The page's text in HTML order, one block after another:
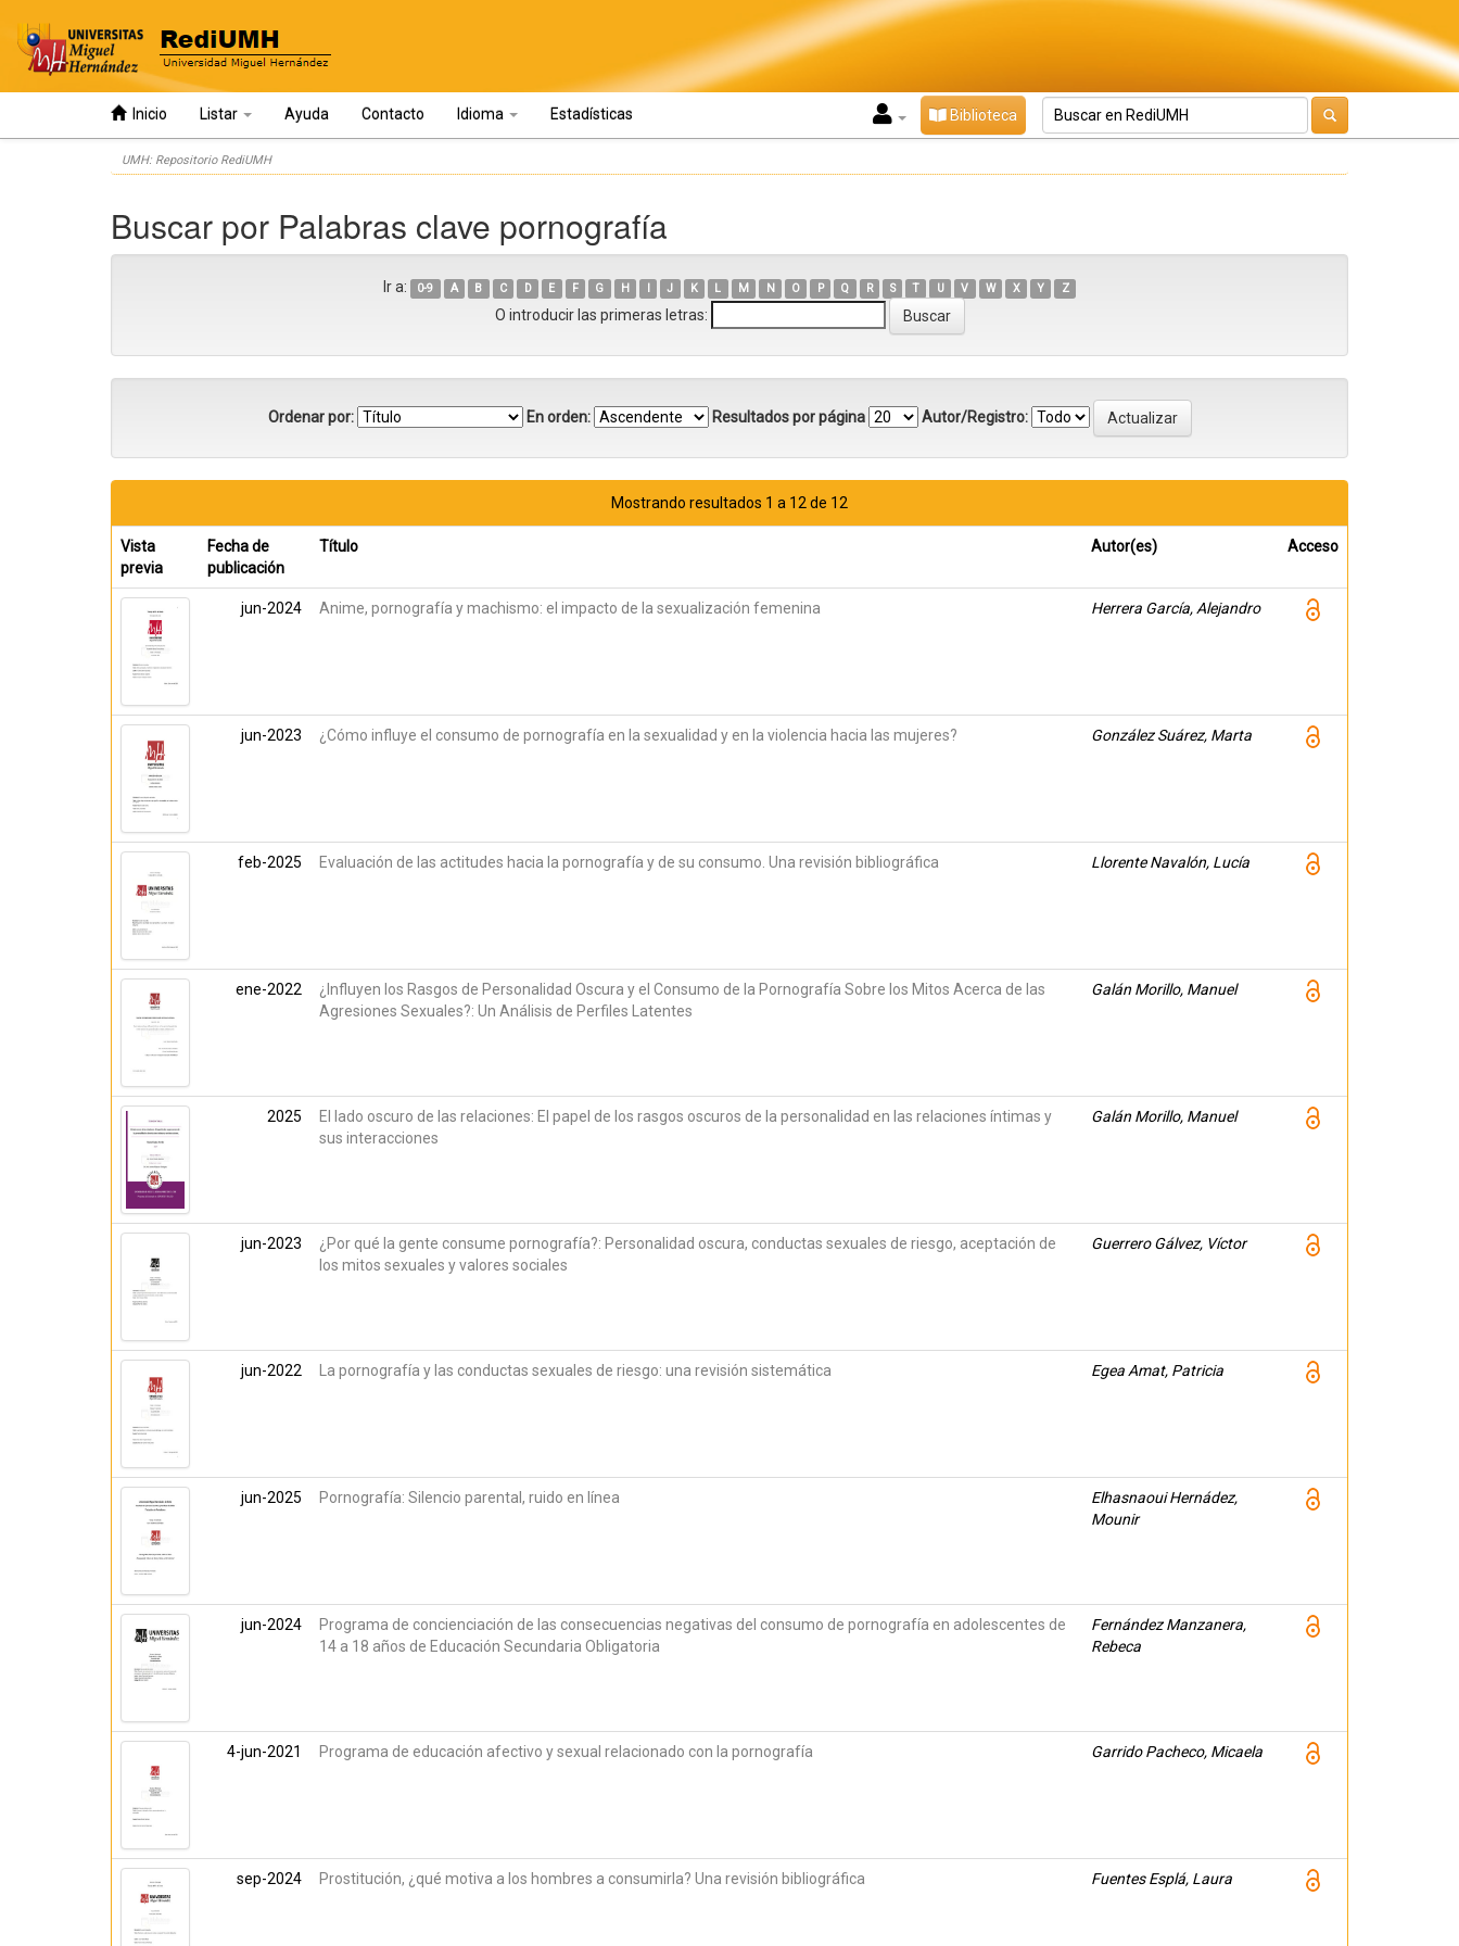
Inicio Listar Ayuda Contacto Idioma Estadísticas Biblioteca
UMH: Repositorio RediUMH
Buscar por Palabras clave pornografía
Ir a: 0-9 A B C D E F G H I J K L M N O P Q R S T U V W X Y Z
O introducir las primeras letras:
Ordenar por: En orden: Resultados por página Autor/Registro:
Mostrando resultados 1 a 12 de 12
Vista
previa
Fecha de
publicación
Título Autor(es) Acceso
jun-2024 Anime, pornografía y machismo: el impacto de la sexualización femenina Herrera García, Alejandro
jun-2023 ¿Cómo influye el consumo de pornografía en la sexualidad y en la violencia hacia las mujeres? González Suárez, Marta
feb-2025 Evaluación de las actitudes hacia la pornografía y de su consumo. Una revisión bibliográfica Llorente Navalón, Lucía
ene-2022
¿Influyen los Rasgos de Personalidad Oscura y el Consumo de la Pornografía Sobre los Mitos Acerca de las
Agresiones Sexuales?: Un Análisis de Perfiles Latentes
Galán Morillo, Manuel
2025
El lado oscuro de las relaciones: El papel de los rasgos oscuros de la personalidad en las relaciones íntimas y
sus interacciones
Galán Morillo, Manuel
jun-2023
¿Por qué la gente consume pornografía?: Personalidad oscura, conductas sexuales de riesgo, aceptación de
los mitos sexuales y valores sociales
Guerrero Gálvez, Víctor
jun-2022 La pornografía y las conductas sexuales de riesgo: una revisión sistemática Egea Amat, Patricia
jun-2025 Pornografía: Silencio parental, ruido en línea
Elhasnaoui Hernádez,
Mounir
jun-2024
Programa de concienciación de las consecuencias negativas del consumo de pornografía en adolescentes de
14 a 18 años de Educación Secundaria Obligatoria
Fernández Manzanera,
Rebeca
4-jun-2021 Programa de educación afectivo y sexual relacionado con la pornografía Garrido Pacheco, Micaela
sep-2024 Prostitución, ¿qué motiva a los hombres a consumirla? Una revisión bibliográfica Fuentes Esplá, Laura